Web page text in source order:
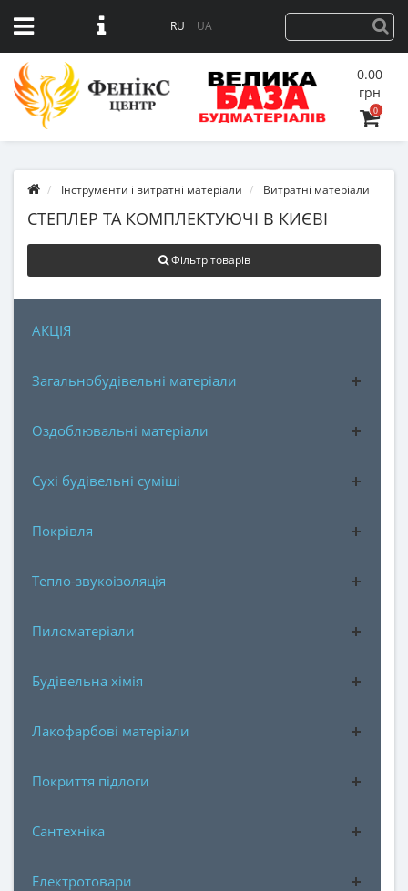
RU UA
0.00
грн
0
Інструменти і витратні матеріали Витратні матеріали
СТЕПЛЕР ТА КОМПЛЕКТУЮЧІ В КИЄВІ
Фільтр товарів
АКЦІЯ
Загальнобудівельні матеріали
Оздоблювальні матеріали
Сухі будівельні суміші
Покрівля
Тепло-звукоізоляція
Пиломатеріали
Будівельна хімія
Лакофарбові матеріали
Покриття підлоги
Сантехніка
Електротовари